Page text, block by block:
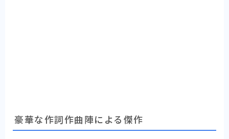
豪華な作詞作曲陣による傑作